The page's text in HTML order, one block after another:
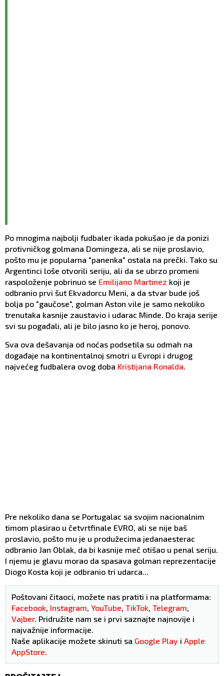
Po mnogima najbolji fudbaler ikada pokušao je da ponizi
protivničkog golmana Domingeza, ali se nije proslavio,
pošto mu je popularna "panenka" ostala na prečki. Tako su
Argentinci loše otvorili seriju, ali da se ubrzo promeni
raspoloženje pobrinuo se Emilijano Martinez koji je
odbranio prvi šut Ekvadorcu Meni, a da stvar bude još
bolja po "gaučose", golman Aston vile je samo nekoliko
trenutaka kasnije zaustavio i udarac Minde. Do kraja serije
svi su pogađali, ali je bilo jasno ko je heroj, ponovo.
Sva ova dešavanja od noćas podsetila su odmah na
događaje na kontinentalnoj smotri u Evropi i drugog
najvećeg fudbalera ovog doba Kristijana Ronalda
Pre nekoliko dana se Portugalac sa svojim nacionalnim
timom plasirao u četvrtfinale EVRO, ali se nije baš
proslavio, pošto mu je u produžecima jedanaesterac
odbranio Jan Oblak, da bi kasnije meč otišao u penal seriju.
I njemu je glavu morao da spasava golman reprezentacije
Diogo Kosta koji je odbranio tri udarca...
Poštovani čitaoci, možete nas pratiti i na platformama:
Facebook Instagram YouTube TikTok Telegram
Vajber. Pridružite nam se i prvi saznajte najnovije i
najvažnije informacije.
Naše aplikacije možete skinuti sa Google Play i Apple
AppStore